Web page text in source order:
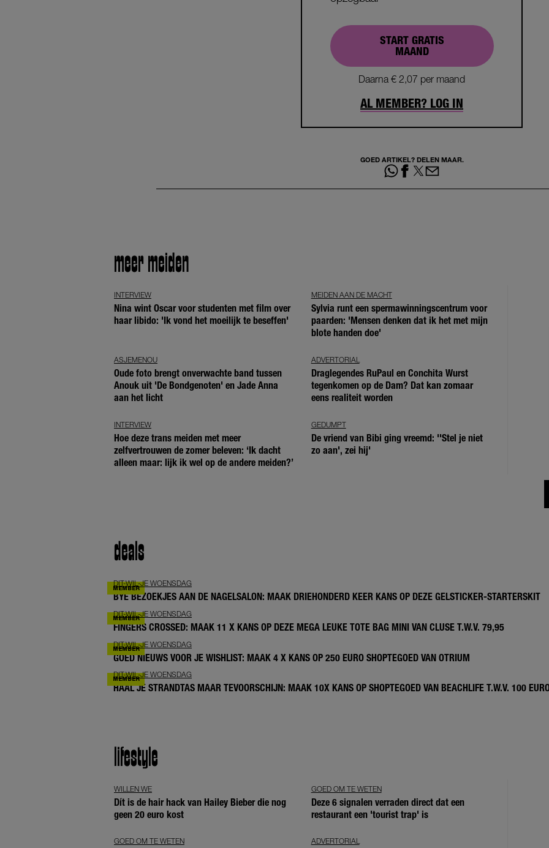
START GRATIS
MAAND
Daarna € 2,07 per maand
AL MEMBER? LOG IN
GOED ARTIKEL? DELEN MAAR.
meer meiden
INTERVIEW
Nina wint Oscar voor studenten met film over
haar libido: 'Ik vond het moeilijk te beseffen'
MEIDEN AAN DE MACHT
Sylvia runt een spermawinningscentrum voor
paarden: 'Mensen denken dat ik het met mijn
blote handen doe'
ASJEMENOU
Oude foto brengt onverwachte band tussen
Anouk uit 'De Bondgenoten' en Jade Anna
aan het licht
ADVERTORIAL
Draglegendes RuPaul en Conchita Wurst
tegenkomen op de Dam? Dat kan zomaar
eens realiteit worden
INTERVIEW
Hoe deze trans meiden met meer
zelfvertrouwen de zomer beleven: ‘Ik dacht
alleen maar: lijk ik wel op de andere meiden?’
GEDUMPT
De vriend van Bibi ging vreemd: ''Stel je niet
zo aan', zei hij'
deals
DIT-WIL-JE WOENSDAG
BYE BEZOEKJES AAN DE NAGELSALON: MAAK DRIEHONDERD KEER KANS OP DEZE GELSTICKER-STARTERSKIT
DIT-WIL-JE WOENSDAG
FINGERS CROSSED: MAAK 11 X KANS OP DEZE MEGA LEUKE TOTE BAG MINI VAN CLUSE T.W.V. 79,95
DIT-WIL-JE WOENSDAG
GOED NIEUWS VOOR JE WISHLIST: MAAK 4 X KANS OP 250 EURO SHOPTEGOED VAN OTRIUM
DIT-WIL-JE WOENSDAG
HAAL JE STRANDTAS MAAR TEVOORSCHIJN: MAAK 10X KANS OP SHOPTEGOED VAN BEACHLIFE T.W.V. 100
lifestyle
WILLEN WE
Dít is de hair hack van Hailey Bieber die nog
geen 20 euro kost
GOED OM TE WETEN
Deze 6 signalen verraden direct dat een
restaurant een 'tourist trap' is
GOED OM TE WETEN ADVERTORIAL